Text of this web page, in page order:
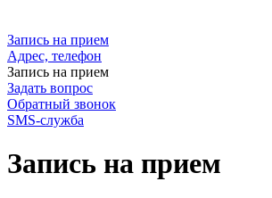
Запись на прием
Адрес, телефон
Запись на прием
Задать вопрос
Обратный звонок
SMS-служба
Запись на прием